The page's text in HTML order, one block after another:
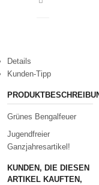
Details
Kunden-Tipp
Grünes Bengalfeuer
Jugendfreier
Ganzjahresartikel!
KUNDEN, DIE DIESEN
ARTIKEL KAUFTEN,